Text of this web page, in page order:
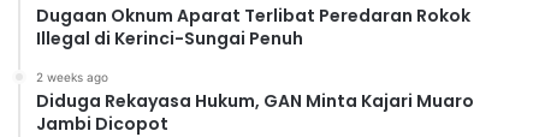
Dugaan Oknum Aparat Terlibat Peredaran Rokok
Illegal di Kerinci-Sungai Penuh
2 weeks ago
Diduga Rekayasa Hukum, GAN Minta Kajari Muaro
Jambi Dicopot